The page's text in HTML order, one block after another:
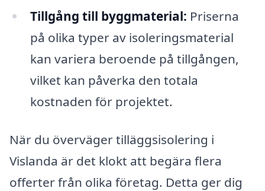
Tillgång till byggmaterial: Priserna
på olika typer av isoleringsmaterial
kan variera beroende på tillgången,
vilket kan påverka den totala
kostnaden för projektet.
När du överväger tilläggsisolering i
Vislanda är det klokt att begära flera
offerter från olika företag. Detta ger dig